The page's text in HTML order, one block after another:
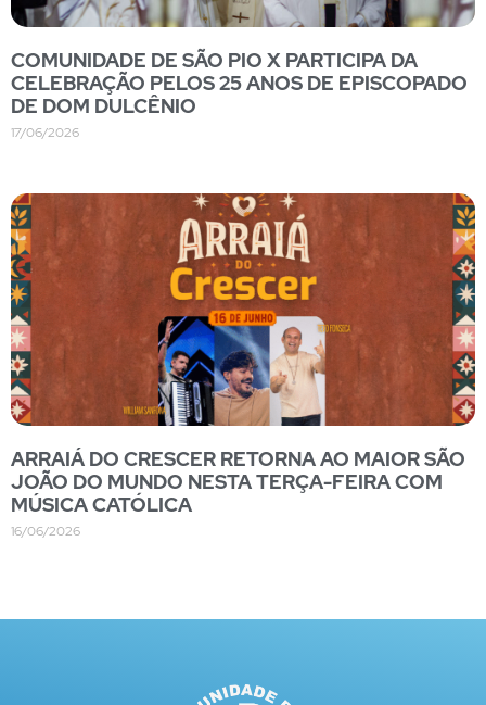
COMUNIDADE DE SÃO PIO X PARTICIPA DA
CELEBRAÇÃO PELOS 25 ANOS DE EPISCOPADO
DE DOM DULCÊNIO
17/06/2026
ARRAIÁ DO CRESCER RETORNA AO MAIOR SÃO
JOÃO DO MUNDO NESTA TERÇA-FEIRA COM
MÚSICA CATÓLICA
16/06/2026